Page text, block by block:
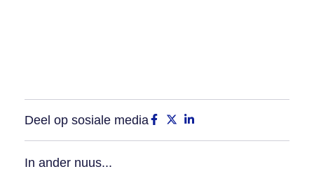
Deel op sosiale media
In ander nuus...